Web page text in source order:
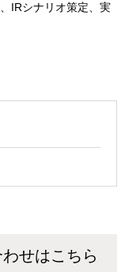
IRシナリオ策定、実
せはこちら